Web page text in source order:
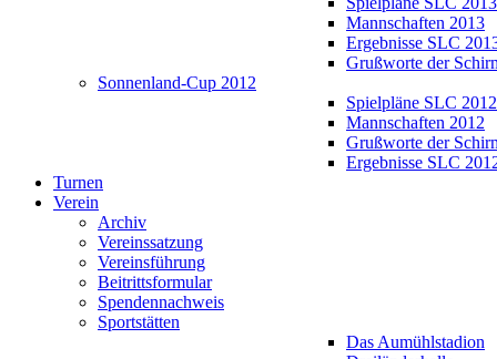
Mannschaften 2013
Ergebnisse SLC
Grußworte der
Sonnenland-Cup 2012
Spielpläne SLC 2012
Mannschaften 2012
Grußworte der
Ergebnisse SLC
Turnen
Verein
Archiv
Vereinssatzung
Vereinsführung
Beitrittsformular
Spendennachweis
Sportstätten
Das Aumühlstadion